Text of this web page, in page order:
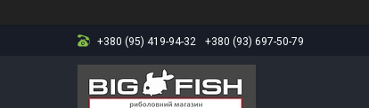
+380 (95) 419-94-32 +380 (93) 697-50-79